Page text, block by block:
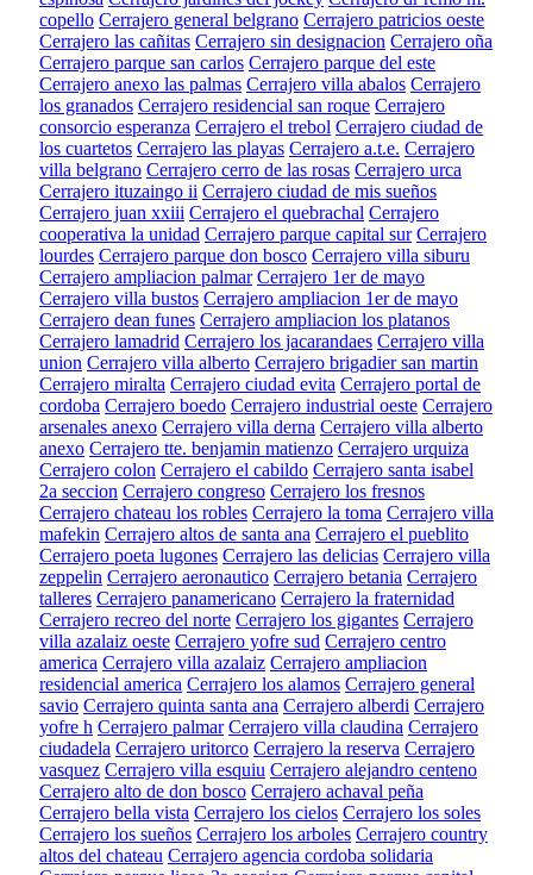
copello Cerrajero general belgrano Cerrajero patricios oeste
Cerrajero las cañitas Cerrajero sin designacion Cerrajero oña
Cerrajero parque san carlos Cerrajero parque del este
Cerrajero anexo las palmas Cerrajero villa abalos Cerrajero
los granados Cerrajero residencial san roque Cerrajero
consorcio esperanza Cerrajero el trebol Cerrajero ciudad de
los cuartetos Cerrajero las playas Cerrajero a.t.e. Cerrajero
villa belgrano Cerrajero cerro de las rosas Cerrajero urca
Cerrajero ituzaingo ii Cerrajero ciudad de mis sueños
Cerrajero juan xxiii Cerrajero el quebrachal Cerrajero
cooperativa la unidad Cerrajero parque capital sur Cerrajero
lourdes Cerrajero parque don bosco Cerrajero villa siburu
Cerrajero ampliacion palmar Cerrajero 1er de mayo
Cerrajero villa bustos Cerrajero ampliacion 1er de mayo
Cerrajero dean funes Cerrajero ampliacion los platanos
Cerrajero lamadrid Cerrajero los jacarandaes Cerrajero villa
union Cerrajero villa alberto Cerrajero brigadier san martin
Cerrajero miralta Cerrajero ciudad evita Cerrajero portal de
cordoba Cerrajero boedo Cerrajero industrial oeste Cerrajero
arsenales anexo Cerrajero villa derna Cerrajero villa alberto
anexo Cerrajero tte. benjamin matienzo Cerrajero urquiza
Cerrajero colon Cerrajero el cabildo Cerrajero santa isabel
2a seccion Cerrajero congreso Cerrajero los fresnos
Cerrajero chateau los robles Cerrajero la toma Cerrajero villa
mafekin Cerrajero altos de santa ana Cerrajero el pueblito
Cerrajero poeta lugones Cerrajero las delicias Cerrajero villa
zeppelin Cerrajero aeronautico Cerrajero betania Cerrajero
talleres Cerrajero panamericano Cerrajero la fraternidad
Cerrajero recreo del norte Cerrajero los gigantes Cerrajero
villa azalaiz oeste Cerrajero yofre sud Cerrajero centro
america Cerrajero villa azalaiz Cerrajero ampliacion
residencial america Cerrajero los alamos Cerrajero general
savio Cerrajero quinta santa ana Cerrajero alberdi Cerrajero
yofre h Cerrajero palmar Cerrajero villa claudina Cerrajero
ciudadela Cerrajero uritorco Cerrajero la reserva Cerrajero
vasquez Cerrajero villa esquiu Cerrajero alejandro centeno
Cerrajero alto de don bosco Cerrajero achaval peña
Cerrajero bella vista Cerrajero los cielos Cerrajero los soles
Cerrajero los sueños Cerrajero los arboles Cerrajero country
altos del chateau Cerrajero agencia cordoba solidaria